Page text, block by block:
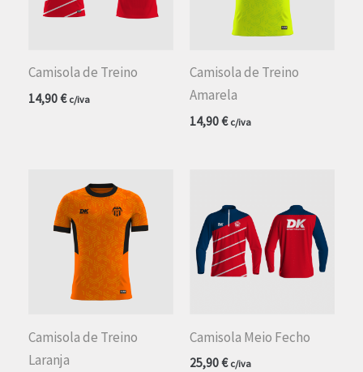
Camisola de Treino
14,90€ c/iva
Camisola de Treino
Amarela
14,90€ c/iva
Camisola de Treino
Laranja
Camisola Meio Fecho
25,90€ c/iva